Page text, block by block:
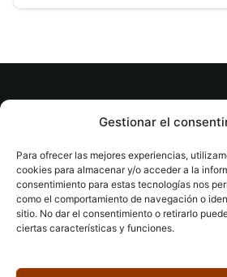
Gestionar el
Para ofrecer las mejores experiencias,
cookies para almacenar y/o acceder a la
consentimiento para estas tecnologías nos
como el comportamiento de navegación o
sitio. No dar el consentimiento o retirarlo
ciertas características y funciones.
© tuslibrosvip.com ·
Aviso legal|Accesibilidad